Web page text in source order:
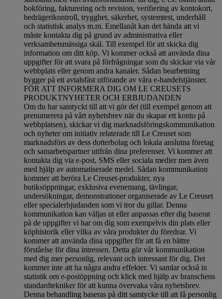
bokföring, fakturering och revision, verifiering av kontokort,
bedrägerikontroll, trygghet, säkerhet, systemtest, underhåll
och statistisk analys m.m. Emellanåt kan det hända att vi
måste kontakta dig på grund av administrativa eller
verksamhetsmässiga skäl. Till exempel för att skicka dig
information om ditt köp. Vi kommer också att använda dina
uppgifter för att svara på förfrågningar som du skickar via vår
webbplats eller genom andra kanaler. Sådan bearbetning
bygger på ett avtalsfäst utförande av våra e-handelstjänster.
FÖR ATT INFORMERA DIG OM LE CREUSETS
PRODUKTNYHETER OCH ERBJUDANDEN
Om du har samtyckt till att vi gör det (till exempel genom att
prenumerera på vårt nyhetsbrev när du skapar ett konto på
webbplatsen), skickar vi dig marknadsföringskommunikation
och nyheter om initiativ relaterade till Le Creuset som
marknadsförs av dess dotterbolag och lokala anslutna företag
och samarbetspartner utifrån dina preferenser. Vi kommer att
kontakta dig via e-post, SMS eller sociala medier men även
med hjälp av automatiserade medel. Sådan kommunikation
kommer att beröra Le Creuset-produkter, nya
butiksöppningar, exklusiva evenemang, tävlingar,
undersökningar, demonstrationer organiserade av Le Creuset
eller specialerbjudanden som vi tror du gillar. Denna
kommunikation kan väljas ut eller anpassas efter dig baserat
på de uppgifter vi har om dig som exempelvis din plats eller
köphistorik eller vilka av våra produkter du föredrar. Vi
kommer att använda dina uppgifter för att få en bättre
förståelse för dina intressen. Detta gör vår kommunikation
med dig mer personlig, relevant och intressant för dig. Det
kommer inte att ha några andra effekter. Vi samlar också in
statistik om e-postöppning och klick med hjälp av branschens
standardtekniker för att kunna övervaka våra nyhetsbrev.
Denna behandling baseras på ditt samtycke till att få personlig